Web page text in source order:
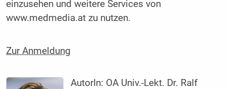
einzusehen und weitere Services von
www.medmedia.at zu nutzen.
Zur Anmeldung
AutorIn: OA Univ.-Lekt. Dr. Ralf